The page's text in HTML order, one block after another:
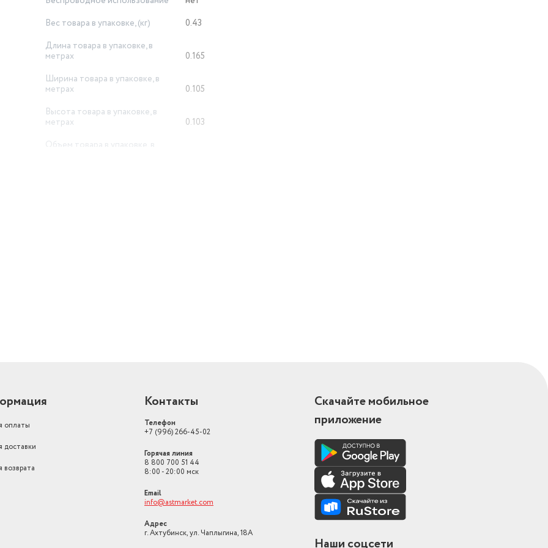
65-230ºС достаточно как для использования в дороге, так и дома с
как 100-127В, так и 220-240В, чтобы переключиться с одного
Индикатор нагрева покажет готовность аппарата к работе.
Вес товара в упаковке, (кг)
0.43
Длина товара в упаковке, в
метрах
0.165
Ширина товара в упаковке, в
метрах
0.105
Высота товара в упаковке, в
метрах
0.103
Объем товара в упаковке, в
оплаты
доставки
возврата
Контакты
Телефон
+7 (996) 266-45-02
Горячая линия
8 800 700 51 44
8:00 - 20:00 мск
Email
info@astmarket.com
Адрес
г. Ахтубинск, ул. Чаплыгина, 18А
Скачайте мобильное
приложение
Наши соцсети